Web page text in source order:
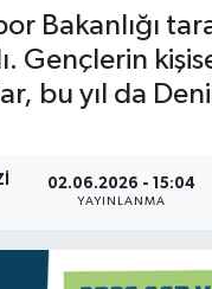
Bakanlığı
Gençlerin
bu yıl da
02.06.2026 - 15:04
YAYINLANMA